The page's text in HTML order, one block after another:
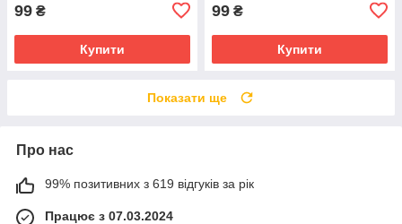
99 ₴
Купити
99 ₴
Купити
Показати ще
Про нас
99% позитивних з 619 відгуків за рік
Працює з 07.03.2024